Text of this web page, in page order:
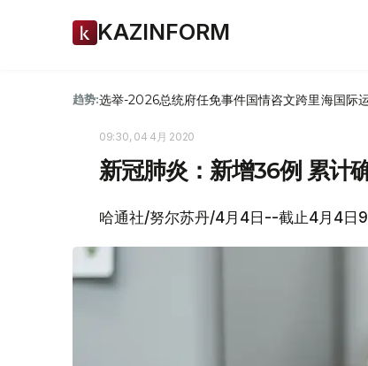
KAZINFORM
趋势:选举-2026总统府任免事件国情咨文跨里海国际
09:30, 04 4月 2020
新冠肺炎：新增36例 累计
哈通社/努尔苏丹/4月4日--截止4月4日9